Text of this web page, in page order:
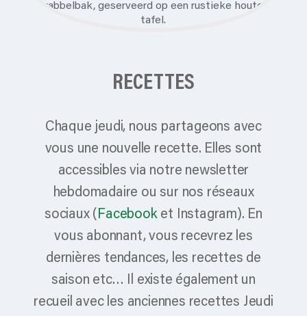
RECETTES
Chaque jeudi, nous partageons avec
vous une nouvelle recette. Elles sont
accessibles via notre newsletter
hebdomadaire ou sur nos réseaux
sociaux ( Facebooket Instagram). En
vous abonnant, vous recevrez les
dernières tendances, les recettes de
saison etc… Il existe également un
recueil avec les anciennes recettes Jeudi